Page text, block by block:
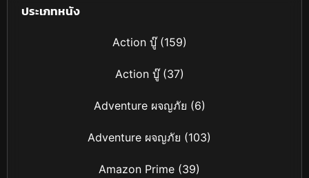
ประเภทหนัง
Action บู๊(159)
Action บู๊(37)
Adventure ผจญภัย (6)
Adventure ผจญภัย (103)
Amazon Prime (39)